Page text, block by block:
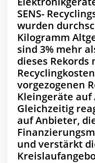
SENS-
wurden
Kilogramm
sind 3% mehr
dieses Rekords
vorgezogenen
Kleingeräte auf
Gleichzeitig
auf Anbieter,
und verstärkt